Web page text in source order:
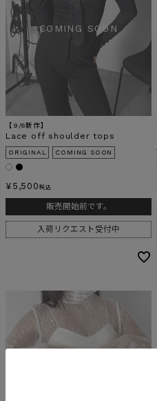
【9/6新作】
Lace off shoulder tops
ORIGINAL COMING SOON
¥ 5,500 税込
販売開始前です。
入荷リクエスト受付中